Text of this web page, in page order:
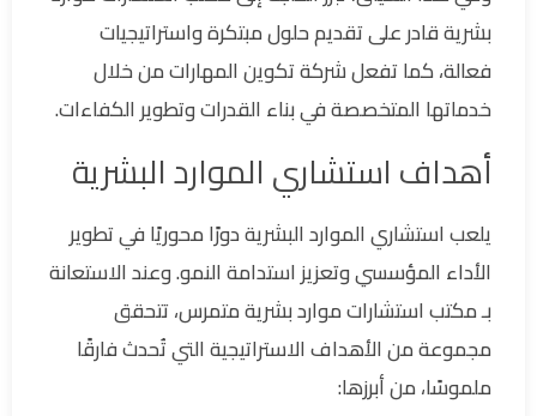
بشرية قادر على تقديم حلول مبتكرة واستراتيجيات
فعالة، كما تفعل شركة تكوين المهارات من خلال
خدماتها المتخصصة في بناء القدرات وتطوير الكفاءات.
أهداف استشاري الموارد البشرية
يلعب استشاري الموارد البشرية دورًا محوريًا في تطوير
الأداء المؤسسي وتعزيز استدامة النمو. وعند الاستعانة
بـ مكتب استشارات موارد بشرية متمرس، تتحقق
مجموعة من الأهداف الاستراتيجية التي تُحدث فارقًا
ملموسًا، من أبرزها: